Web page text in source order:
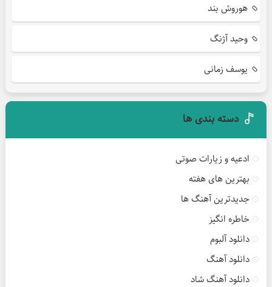
هوروش بند
وحید آژنگ
یوسف زمانی
دسته بندی ها
ادعیه و زیارات صوتی
بهترین های هفته
جدیدترین آهنگ ها
خاطره انگیز
دانلود آلبوم
دانلود آهنگ
دانلود آهنگ شاد